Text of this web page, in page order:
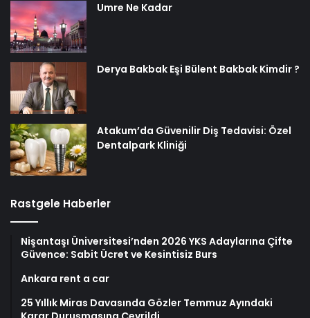
Umre Ne Kadar
Derya Bakbak Eşi Bülent Bakbak Kimdir ?
Atakum’da Güvenilir Diş Tedavisi: Özel
Dentalpark Kliniği
Rastgele Haberler
Nişantaşı Üniversitesi’nden 2026 YKS Adaylarına Çifte
Güvence: Sabit Ücret ve Kesintisiz Burs
Ankara rent a car
25 Yıllık Miras Davasında Gözler Temmuz Ayındaki